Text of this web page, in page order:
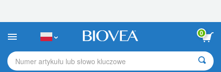
strona
internetowa
zawiera
ułatwień
dostępu.
0
Numer artykułu lub słowo kluczowe